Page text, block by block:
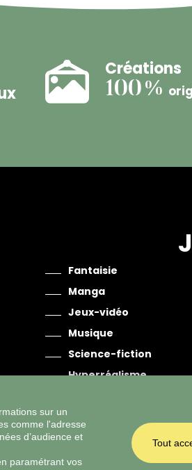
Créations
100%
Fantaisie
Manga
Jeux-vidéo
Musique
Science-fiction
Hyperréalisme
sur un
comme l'adresse
d’audience et
paramétrant vos
Tout